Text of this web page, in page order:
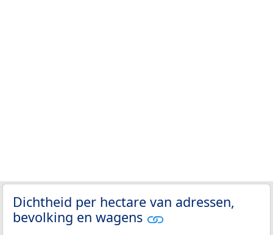
Dichtheid per hectare van adressen,
bevolking en wagens